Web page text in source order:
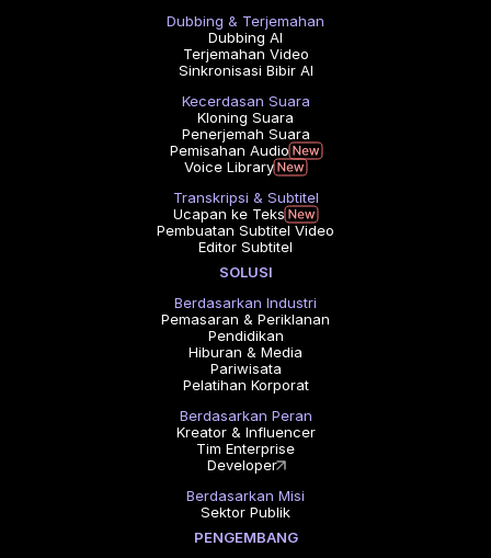
Dubbing & Terjemahan
Dubbing AI
Terjemahan Video
Sinkronisasi Bibir AI
Kecerdasan Suara
Kloning Suara
Penerjemah Suara
Pemisahan Audio
Voice Library
Transkripsi & Subtitel
Ucapan ke Teks
Pembuatan Subtitel Video
Editor Subtitel
SOLUSI
Berdasarkan Industri
Pemasaran & Periklanan
Pendidikan
Hiburan & Media
Pariwisata
Pelatihan Korporat
Berdasarkan Peran
Kreator & Influencer
Tim Enterprise
Developer
Berdasarkan Misi
Sektor Publik
PENGEMBANG